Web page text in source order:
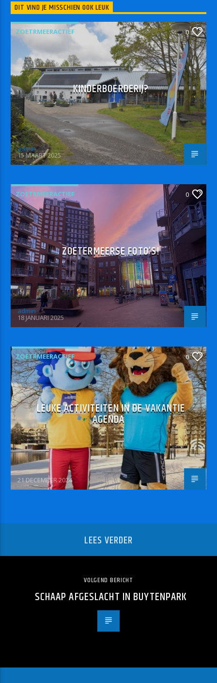
DIT VIND JE MISSCHIEN OOK LEUK
ZOETRMEERACTIEF 0
KINDERBOERDERIJ?
admin
15 MAART 2025
ZOETRMEERACTIEF 0
ZOETERMEERSE FOTO’S!
admin
18 JANUARI 2025
ZOETRMEERACTIEF 0
LEUKE ACTIVITEITEN IN DE VAKANTIE
AGENDA
21 DECEMBER 2024
LEES VERDER
VOLGEND BERICHT
SCHAAP AFGESLACHT IN BUYTENPARK